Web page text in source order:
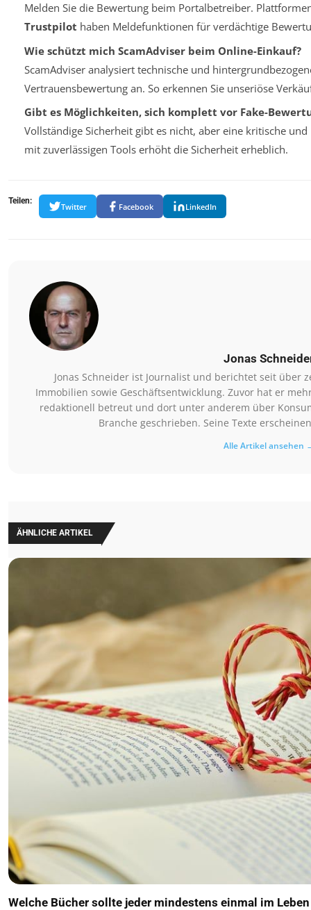
Melden Sie die Bewertung beim Portalbetreiber.
Trustpilot haben Meldefunktionen für verdächtige
Wie schützt mich ScamAdviser beim Online-Einkauf?
ScamAdviser analysiert technische und
Vertrauensbewertung an. So erkennen Sie unseriöse
Gibt es Möglichkeiten, sich komplett vor Fake-
Vollständige Sicherheit gibt es nicht, aber eine kritische
mit zuverlässigen Tools erhöht die Sicherheit erheblich.
Teilen:
Twitter Facebook LinkedIn
Jonas
Jonas Schneider ist Journalist und berichtet seit über
Immobilien sowie Geschäftsentwicklung. Zuvor hat er
redaktionell betreut und dort unter anderem über
Branche geschrieben. Seine Texte
Alle Artikel ansehen
ÄHNLICHE ARTIKEL
Welche Bücher sollte jeder mindestens einmal im